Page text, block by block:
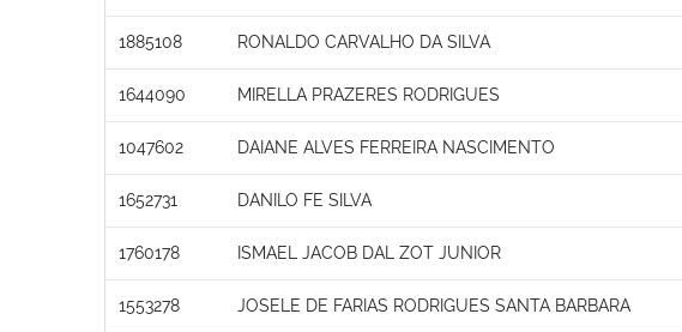
1885108 RONALDO CARVALHO DA SILVA
1644090 MIRELLA PRAZERES RODRIGUES
1047602 DAIANE ALVES FERREIRA NASCIMENTO
1652731 DANILO FE SILVA
1760178 ISMAEL JACOB DAL ZOT JUNIOR
1553278 JOSELE DE FARIAS RODRIGUES SANTA BARBARA